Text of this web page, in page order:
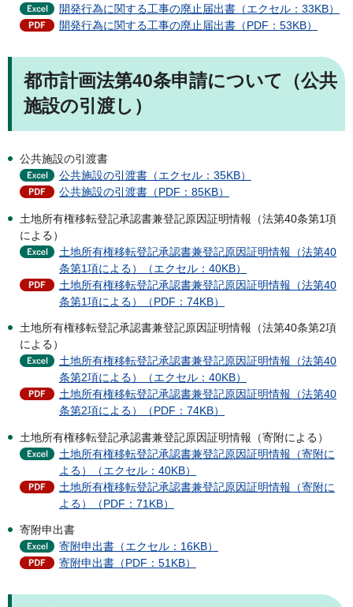
開発行為に関する工事の廃止届出書（エクセル：33KB）
開発行為に関する工事の廃止届出書（PDF：53KB）
都市計画法第40条申請について（公共
施設の引渡し）
公共施設の引渡書
公共施設の引渡書（エクセル：35KB）
公共施設の引渡書（PDF：85KB）
土地所有権移転登記承認書兼登記原因証明情報（法第40条第1項
による）
土地所有権移転登記承認書兼登記原因証明情報（法第40
条第1項による）（エクセル：40KB）
土地所有権移転登記承認書兼登記原因証明情報（法第40
条第1項による）（PDF：74KB）
土地所有権移転登記承認書兼登記原因証明情報（法第40条第2項
による）
土地所有権移転登記承認書兼登記原因証明情報（法第40
条第2項による）（エクセル：40KB）
土地所有権移転登記承認書兼登記原因証明情報（法第40
条第2項による）（PDF：74KB）
土地所有権移転登記承認書兼登記原因証明情報（寄附による）
土地所有権移転登記承認書兼登記原因証明情報（寄附に
よる）（エクセル：40KB）
土地所有権移転登記承認書兼登記原因証明情報（寄附に
よる）（PDF：71KB）
寄附申出書
寄附申出書（エクセル：16KB）
寄附申出書（PDF：51KB）